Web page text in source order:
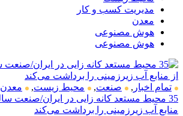
مدیریت کسب و کار
معدن
هوش مصنوعی
هوش مصنوعی
تمام اخبار , صنعت, محیط زیست,
معدن
منابع آب زیرزمینی را برداشت می‌کند